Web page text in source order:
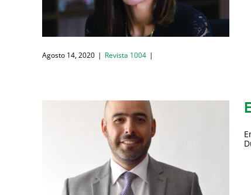
Agosto 14, 2020 | Revista 1004 |